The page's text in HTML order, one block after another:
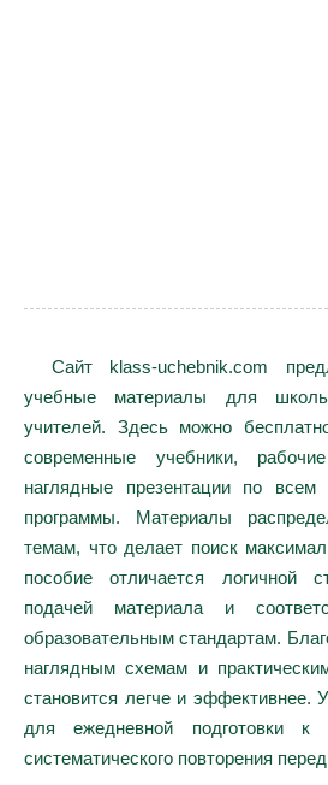
Сайт klass-uchebnik.com
учебные материалы для
учителей. Здесь можно
современные учебники,
наглядные презентации по
программы. Материалы
темам, что делает поиск
пособие отличается логичной
подачей материала и
образовательным стандартам.
наглядным схемам и
становится легче и эффективнее.
для ежедневной подготовки
систематического повторения